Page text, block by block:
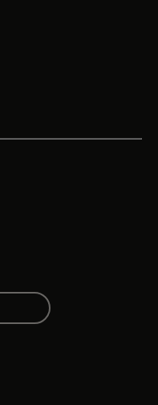
tab
new tab
in a new tab
a new tab